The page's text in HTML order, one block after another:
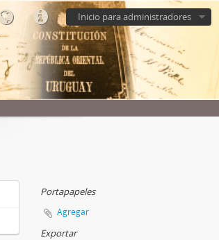
Inicio para administradores
Portapapeles
Agregar
Exportar